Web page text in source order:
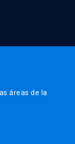
áreas de la